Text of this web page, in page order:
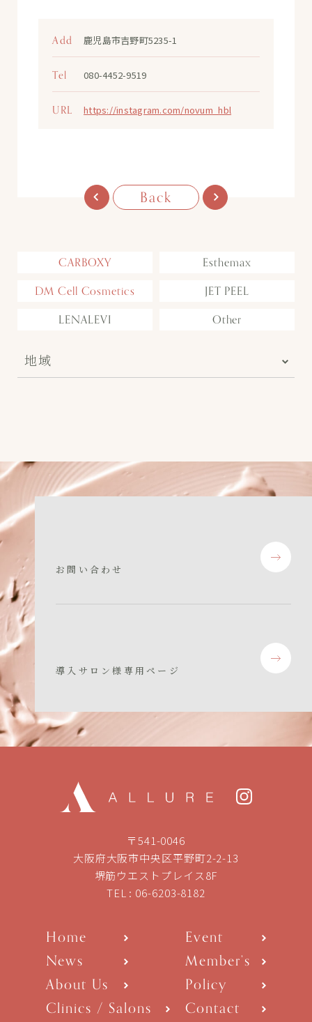
Add 鹿児島市吉野町5235-1
Tel 080-4452-9519
URL https://instagram.com/novum_hbl
Back
CARBOXY
Esthemax
DM Cell Cosmetics
JET PEEL
LENALEVI
Other
地域
お問い合わせ
導入サロン様専用ページ
〒541-0046
大阪府大阪市中央区平野町2-2-13
堺筋ウエストプレイス8F
TEL : 06-6203-8182
Home
Event
News
Member’s
About Us
Policy
Clinics / Salons
Contact